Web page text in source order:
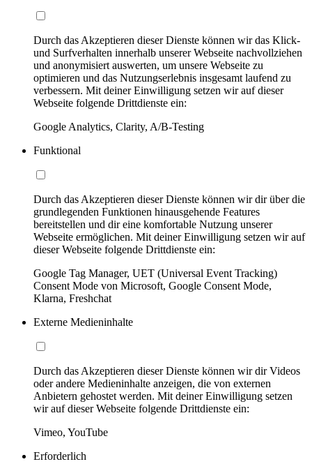
Durch das Akzeptieren dieser Dienste können wir das Klick-
und Surfverhalten innerhalb unserer Webseite nachvollziehen
und anonymisiert auswerten, um unsere Webseite zu
optimieren und das Nutzungserlebnis insgesamt laufend zu
verbessern. Mit deiner Einwilligung setzen wir auf dieser
Webseite folgende Drittdienste ein:
Google Analytics, Clarity, A/B-Testing
Funktional
Durch das Akzeptieren dieser Dienste können wir dir über die
grundlegenden Funktionen hinausgehende Features
bereitstellen und dir eine komfortable Nutzung unserer
Webseite ermöglichen. Mit deiner Einwilligung setzen wir auf
dieser Webseite folgende Drittdienste ein:
Google Tag Manager, UET (Universal Event Tracking)
Consent Mode von Microsoft, Google Consent Mode,
Klarna, Freshchat
Externe Medieninhalte
Durch das Akzeptieren dieser Dienste können wir dir Videos
oder andere Medieninhalte anzeigen, die von externen
Anbietern gehostet werden. Mit deiner Einwilligung setzen
wir auf dieser Webseite folgende Drittdienste ein:
Vimeo, YouTube
Erforderlich